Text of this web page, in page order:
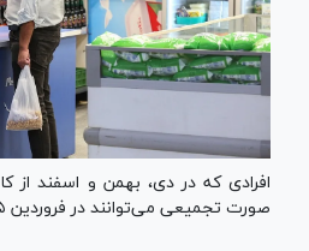
افرادی که در دی، بهمن و اسفند از
صورت تجمیعی می‌توانند در فروردین ۱۴۰۵ استفاده کنند.